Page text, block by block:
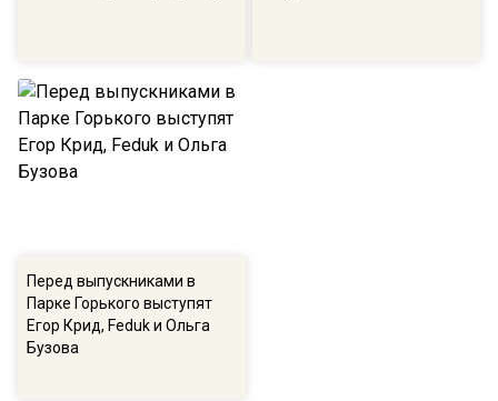
Перед выпускниками в
Парке Горького выступят
Егор Крид, Feduk и Ольга
Бузова